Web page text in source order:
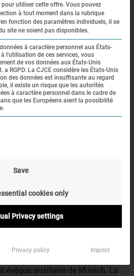
Visite virtuelle
de l’Agonie du
Kapelle ») a été le premier
de services du camp qui se
évêque auxiliaire de Munich. La
utiliser cette offre. Vous pouvez
à tout moment dans la rubrique
fonction des paramètres individuels, il se
site ne soient pas disponibles.
à caractère personnel aux États-
l'utilisation de ces services, vous
de vos données aux États-Unis
RGPD. La CJCE considère les États-Unis
des données est insuffisante au regard
il existe un risque que les autorités
à caractère personnel dans le cadre de
que les Européens aient la possibilité
les groupes de services pour
Save
cookies only
Privacy settings
Privacy policy Imprint